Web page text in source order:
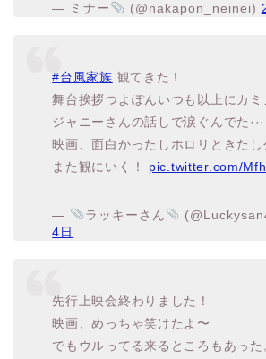
— ミナー (@nakapon_neinei)
#台風家族 観てきた！
舞台挨拶つよぽんいつも以上にカ
ジャニーさんの話しで涙ぐんでた
映画、面白かったしホロリときたし
また観にいく！ pic.twitter.com/
— ラッキーさん
4日
先行上映会終わりました！
映画、めっちゃ笑けたよ〜
でもウルってる来るところもあった